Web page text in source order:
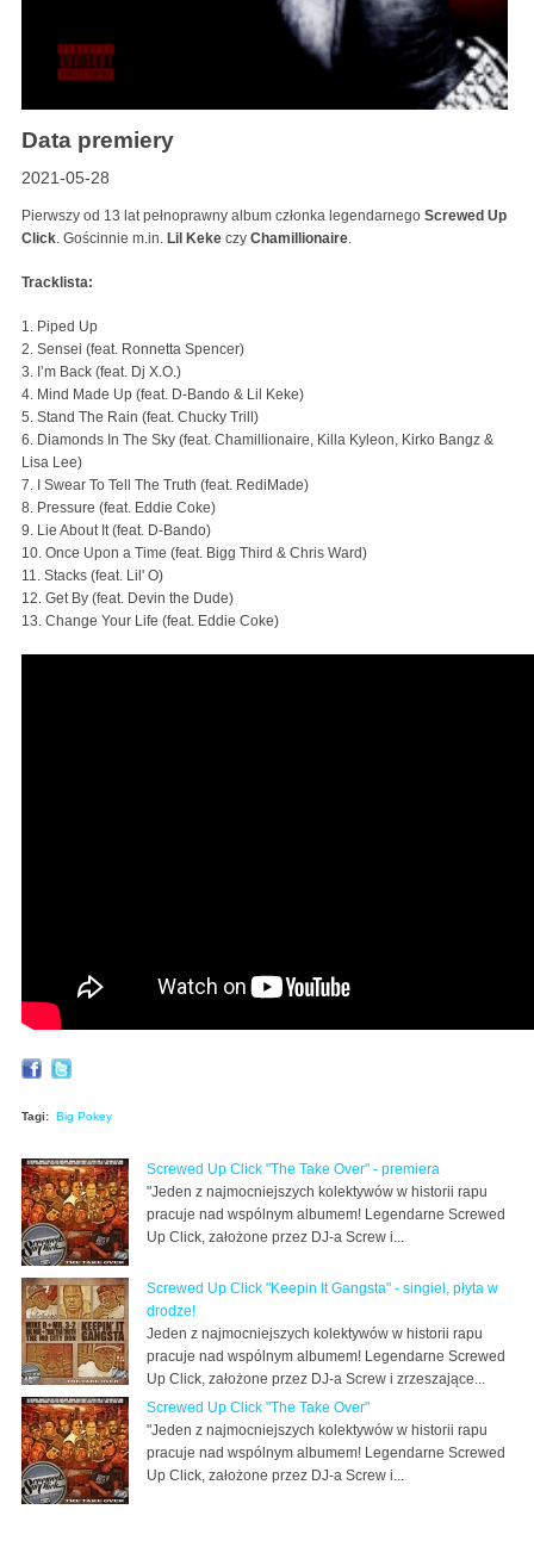
Data premiery
2021-05-28
Pierwszy od 13 lat pełnoprawny album członka legendarnego Screwed Up
Click. Gościnnie m.in. Lil Keke czy Chamillionaire.
Tracklista:
1. Piped Up
2. Sensei (feat. Ronnetta Spencer)
3. I’m Back (feat. Dj X.O.)
4. Mind Made Up (feat. D-Bando & Lil Keke)
5. Stand The Rain (feat. Chucky Trill)
6. Diamonds In The Sky (feat. Chamillionaire, Killa Kyleon, Kirko Bangz &
Lisa Lee)
7. I Swear To Tell The Truth (feat. RediMade)
8. Pressure (feat. Eddie Coke)
9. Lie About It (feat. D-Bando)
10. Once Upon a Time (feat. Bigg Third & Chris Ward)
11. Stacks (feat. Lil' O)
12. Get By (feat. Devin the Dude)
13. Change Your Life (feat. Eddie Coke)
Tagi: Big Pokey
Screwed Up Click "The Take Over" - premiera
"Jeden z najmocniejszych kolektywów w historii rapu
pracuje nad wspólnym albumem! Legendarne Screwed
Up Click, założone przez DJ-a Screw i...
Screwed Up Click "Keepin It Gangsta" - singiel, płyta w
drodze!
Jeden z najmocniejszych kolektywów w historii rapu
pracuje nad wspólnym albumem! Legendarne Screwed
Up Click, założone przez DJ-a Screw i zrzeszające...
Screwed Up Click "The Take Over"
"Jeden z najmocniejszych kolektywów w historii rapu
pracuje nad wspólnym albumem! Legendarne Screwed
Up Click, założone przez DJ-a Screw i...